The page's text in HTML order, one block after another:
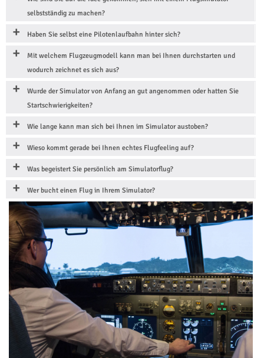
selbstständig zu machen?
Haben Sie selbst eine Pilotenlaufbahn hinter sich?
Mit welchem Flugzeugmodell kann man bei Ihnen durchstarten und
wodurch zeichnet es sich aus?
Wurde der Simulator von Anfang an gut angenommen oder hatten Sie
Startschwierigkeiten?
Wie lange kann man sich bei Ihnen im Simulator austoben?
Wieso kommt gerade bei Ihnen echtes Flugfeeling auf?
Was begeistert Sie persönlich am Simulatorflug?
Wer bucht einen Flug in Ihrem Simulator?